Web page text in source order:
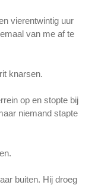
vierentwintig uur
van me af te
knarsen.
op en stopte bij
niemand stapte
buiten. Hij droeg